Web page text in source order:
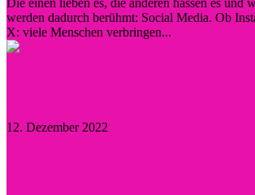
werden dadurch berühmt: Social Media. Ob
X: viele Menschen verbringen...
12. Dezember 2022